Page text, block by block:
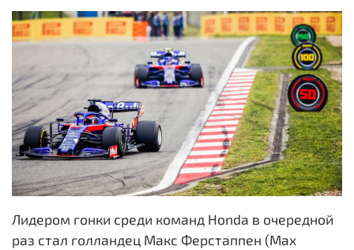
Лидером гонки среди команд Honda в очередной
раз стал голландец Макс Ферстаппен (Max